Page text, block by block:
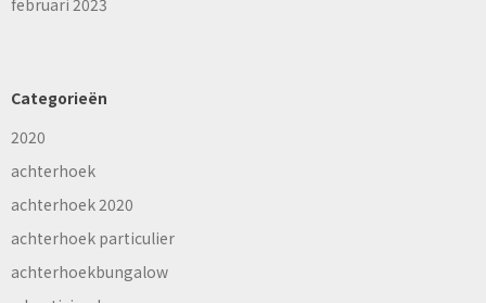
februari 2023
Categorieën
2020
achterhoek
achterhoek 2020
achterhoek particulier
achterhoekbungalow